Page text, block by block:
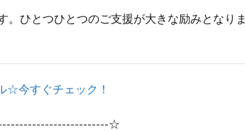
ひとつひとつのご支援が大きな励みとなりま
☆今すぐチェック！
☆